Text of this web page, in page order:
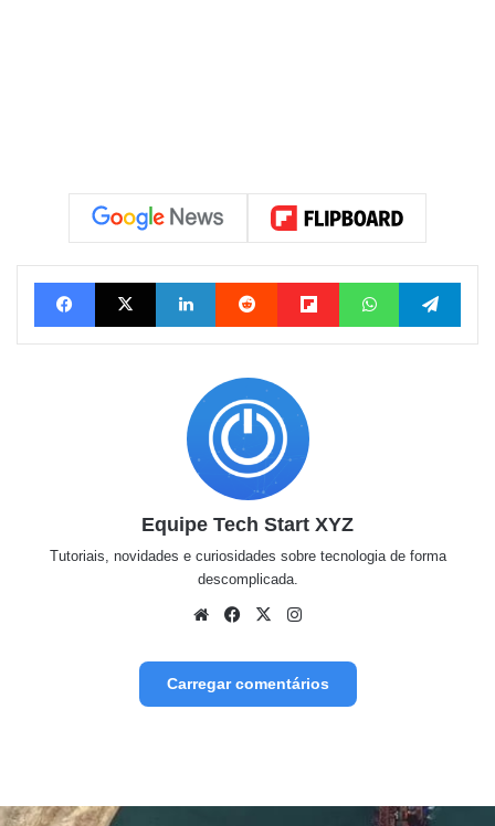
FacebookX Linkedin Reddit FlipboardWhatsApp
Equipe Tech Start XYZ
Tutoriais, novidades e curiosidades sobre tecnologia de forma
descomplicada.
WebsiteFacebook
X
Carregar comentários